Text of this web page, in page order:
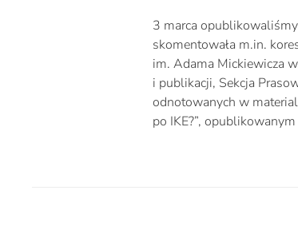
3 marca
skomentowała m.in.
im. Adama Mickiewicza
i publikacji, Sekcja
odnotowanych w
po IKE?”,